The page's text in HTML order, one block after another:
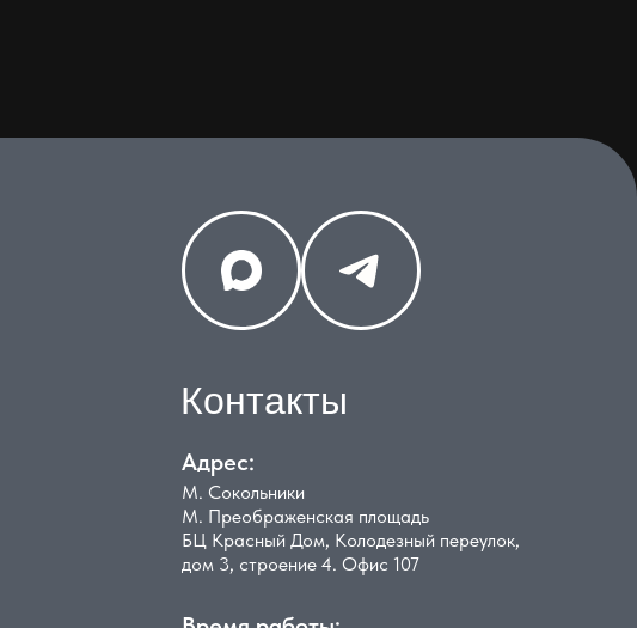
Контакты
Адрес:
М. Сокольники
М. Преображенская площадь
БЦ Красный Дом, Колодезный переулок,
дом 3, строение 4. Офис 107